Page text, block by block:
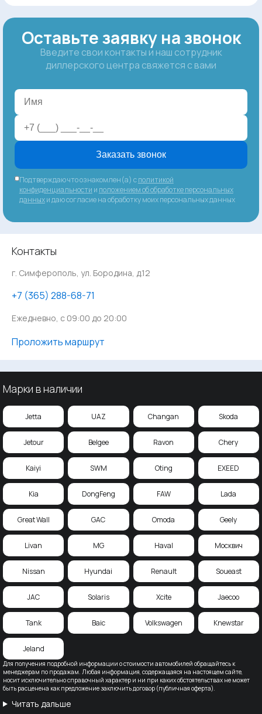
Оставьте заявку на звонок
Введите свои контакты и наш сотрудник
диллерского центра свяжется с вами
Заказать звонок
Подтверждаю что ознакомлен(а) сполитикой
конфиденциальности и положением об обработке персональных
данныхи даю согласие на обработку моих персональных данных
Контакты
г. Симферополь, ул. Бородина, д.12
‪+7 (365) 288-68-71
Ежедневно, с 09:00 до 20:00
Проложить маршрут
Для получения подробной информации о стоимости автомобилей обращайтесь к
менеджерам по продажам. Любая информация, содержащаяся на настоящем сайте,
носит исключительно справочный характер и ни при каких обстоятельствах не может
быть расценена как предложение заключить договор (публичная оферта).
Читать дальше
Марки в наличии
Jetta UAZ Changan Skoda
Jetour Belgee Ravon Chery
Kaiyi SWM Oting EXEED
Kia DongFeng FAW Lada
Great Wall GAC Omoda Geely
Livan MG Haval Москвич
Nissan Hyundai Renault Soueast
JAC Solaris Xcite Jaecoo
Tank Baic Volkswagen Knewstar
Jeland